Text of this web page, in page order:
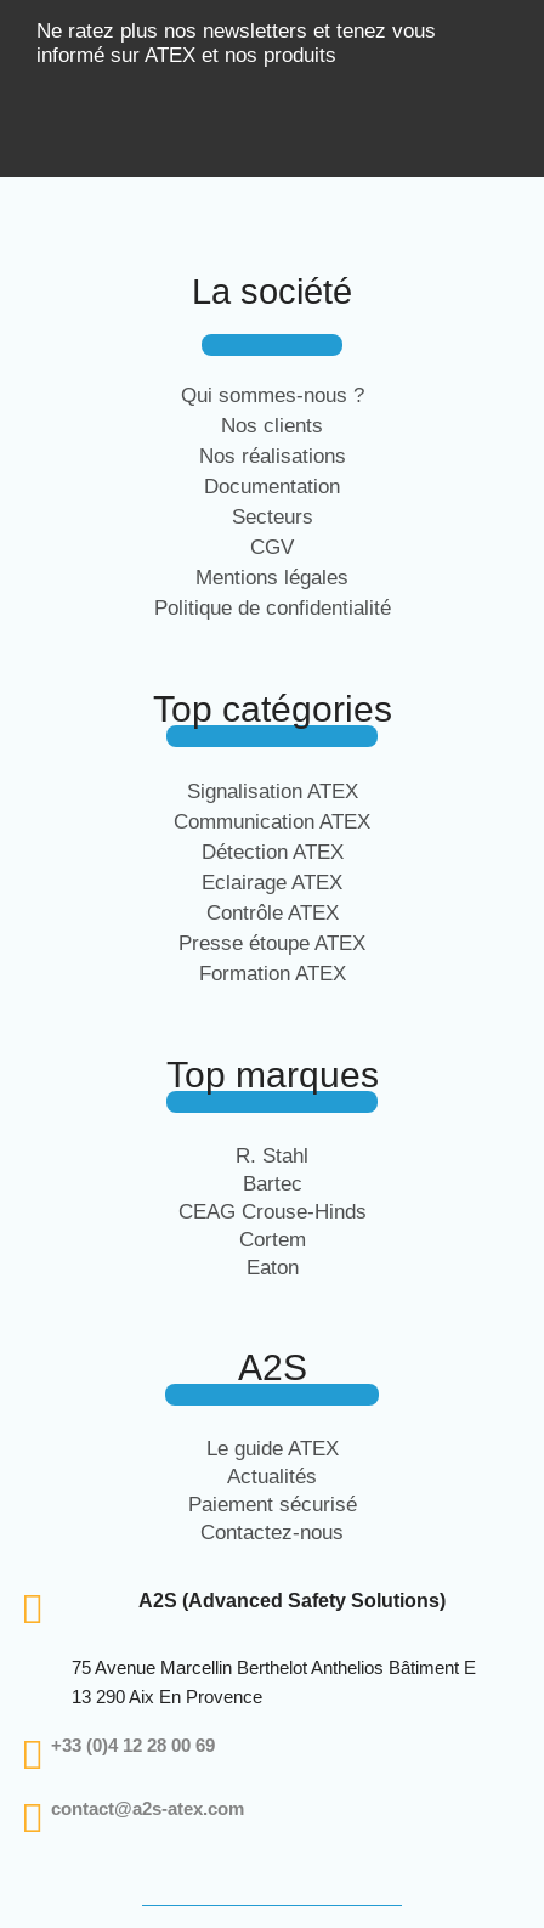
Ne ratez plus nos newsletters et tenez vous
informé sur ATEX et nos produits
La société
Qui sommes-nous ?
Nos clients
Nos réalisations
Documentation
Secteurs
CGV
Mentions légales
Politique de confidentialité
Top catégories
Signalisation ATEX
Communication ATEX
Détection ATEX
Eclairage ATEX
Contrôle ATEX
Presse étoupe ATEX
Formation ATEX
Top marques
R. Stahl
Bartec
CEAG Crouse-Hinds
Cortem
Eaton
A2S
Le guide ATEX
Actualités
Paiement sécurisé
Contactez-nous
A2S (Advanced Safety Solutions)
75 Avenue Marcellin Berthelot Anthelios Bâtiment E
13 290 Aix En Provence
+33 (0)4 12 28 00 69
contact@a2s-atex.com